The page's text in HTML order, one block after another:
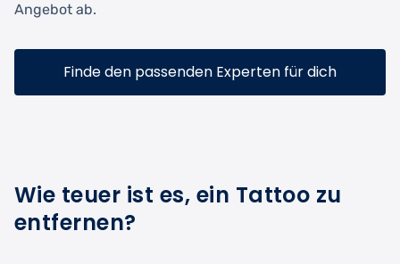
Angebot ab.
Finde den passenden Experten für dich
Wie teuer ist es, ein Tattoo zu
entfernen?